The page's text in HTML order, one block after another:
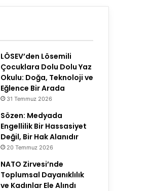
LÖSEV’den Lösemili
Çocuklara Dolu Dolu Yaz
Okulu: Doğa, Teknoloji ve
Eğlence Bir Arada
31 Temmuz 2026
Sözen: Medyada
Engellilik Bir Hassasiyet
Değil, Bir Hak Alanıdır
20 Temmuz 2026
NATO Zirvesi’nde
Toplumsal Dayanıklılık
ve Kadınlar Ele Alındı